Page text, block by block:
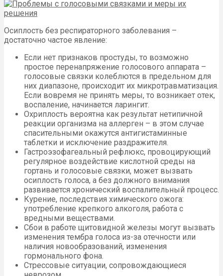
Осиплость без респираторного заболевания –
достаточно частое явление:
Если нет признаков простуды, то возможно
простое перенапряжение голосового аппарата –
голосовые связки колеблются в предельном для
них диапазоне, происходит их микротравматизация.
Если вовремя не принять меры, то возникает отек,
воспаление, начинается ларингит.
Охриплость вероятна как результат нетипичной
реакции организма на аллерген – в этом случае
спасительными окажутся антигистаминные
таблетки и исключение раздражителя.
Гастроэзофагеальный рефлюкс, провоцирующий
регулярное воздействие кислотной среды на
гортань и голосовые связки, может вызвать
осиплость голоса, а без должного внимания
развивается хронический воспалительный процесс.
Курение, последствия химического ожога:
употребление крепкого алкоголя, работа с
вредными веществами.
Сбои в работе щитовидной железы могут вызвать
изменения тембра голоса из-за отечности или
наличия новообразований, изменения
гормонального фона.
Стрессовые ситуации, сопровождающиеся